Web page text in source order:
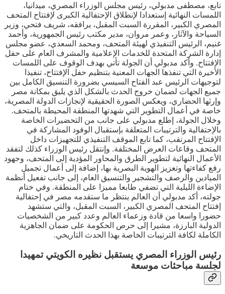
تابع، مصطفى مدبولي، رئيس مجلس الوزراء المصري، ميدانيا،
اللمسات النهائية إستعدادا لإنطلاق الإحتفالية الكبرى لإفتتاح المتحف
المصري الكبير، المقررة السبت المقبل، يرافقه، شريف فتحي، وزير
السياحة والآثار، وعمر مروان، مدير مكتب رئيس الجمهورية، وأحمد
غنيم، الرئيس التنفيذي لهيئة المتحف، ومحمد السعدي، عضو مجلس
إدارة الشركة المتحدة للخدمات الإعلامية والمشرف العام على حفل
الإفتتاح. وأكد مدبولي أن الجولة تأتي بهدف الوقوف على اللمسات
الأخيرة التي تنفذها الجهات المعنية بتنظيم حفل الإفتتاح، تنفيذا
لتوجيهات الرئيس عبد الفتاح السيسي بضرورة التنسيق الكامل بين
جميع الجهات لضمان خروج الحدث بالشكل الذي يليق بمكانة مصر
وإرثها الحضاري، ويعكس الصورة الحقيقية لإنجازات الدولة المصرية،
خاصة في أعمال التطوير التي شهدتها المنطقة المحيطة بالمتحف.
وخلال الجولة، إطلع مدبولي على جانب من التحضيرات الخاصة
بالإحتفالية والترتيبات المتعلقة بإستقبال الوفود المشاركة في
الإفتتاح المرتقب، كما تابع الموقف التنفيذي للتجهيزات داخل
المتحف وقاعات العرض المختلفة. وإنتقل رئيس الوزراء كذلك لتفقد
الأعمال النهائية لتطوير الطرق والمحاور المؤدية إلى المتحف، وجهود
رفع كفاءتها وتعزيز الهوية البصرية بها، إضافة إلى أعمال تجميل
الميادين والرصف والتشجير والتنسيق العام، إلى جانب تفعيل أنظمة
الإضاءة الليلية التي تضفي طابعا مميزا على المنطقة. وفي ختام
جولته، أكد مدبولي أن العالم ينتظر ما ستقدمه مصر في إحتفالية
إفتتاح المتحف المصري الكبير، السبت المقبل، والتي ستشهد
حضورا واسعا من قادة وزعماء العالم وعدد كبير من الشخصيات
الدولية البارزة، مشيرا إلى حرص الحكومة على ضمان الجاهزية
الكاملة لكافة الترتيبات الخاصة بهذا الحدث التاريخي.
رئيس الوزراء المصري يستقبل نظيره الكويتي تمهيدا
لجلسة مباحثات موسعة